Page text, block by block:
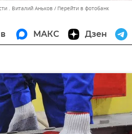
. Виталий Аньков Перейти в фотобанк
МАКС Дзен